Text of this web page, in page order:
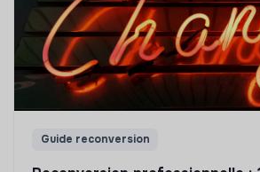
Guide reconversion